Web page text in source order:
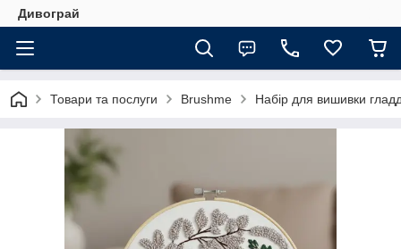
Дивограй
Товари та послуги Brushme Набір для вишивки